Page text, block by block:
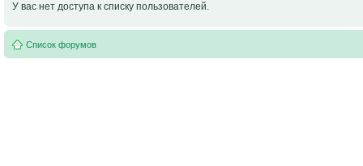
У вас нет доступа к списку пользователей.
Список форумов